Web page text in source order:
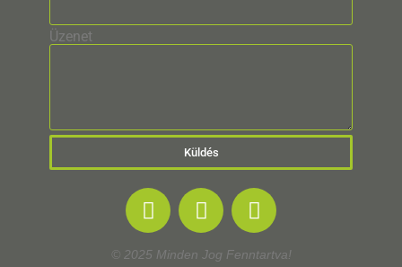
Üzenet
Küldés
© 2025 Minden Jog Fenntartva!